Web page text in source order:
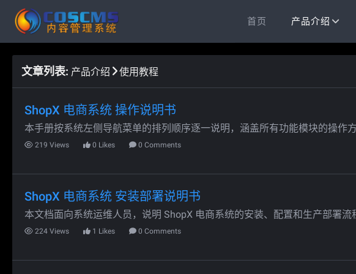
首页 产品介绍
文章列表: 产品介绍 使用教程
ShopX 电商系统 操作说明书
本手册按系统左侧导航菜单的排列顺序逐一说明，涵盖所有功能模块的操作
219 Views 0 Likes 0 Comments
ShopX 电商系统 安装部署说明书
本文档面向系统运维人员，说明 ShopX 电商系统的安装、配置和生产部署
224 Views 1 Likes 0 Comments